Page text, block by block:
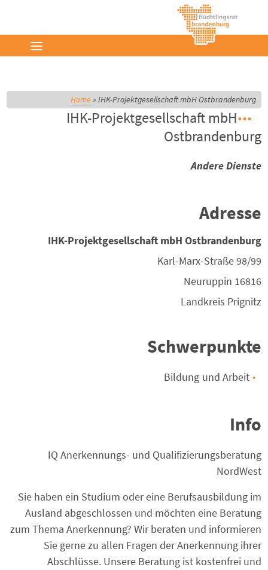
Home»IHK-Projektgesellschaft mbH Ostbrandenburg
IHK-Projektgesellschaft mbH
Ostbrandenburg
Andere Dienste
Adresse
IHK-Projektgesellschaft mbH Ostbrandenburg
Karl-Marx-Straße 98/99
16816
Neuruppin
Landkreis Prignitz
Schwerpunkte
Bildung und Arbeit
Info
IQ Anerkennungs- und Qualifizierungsberatung
NordWest
Sie haben ein Studium oder eine Berufsausbildung im
Ausland abgeschlossen und möchten eine Beratung
zum Thema Anerkennung? Wir beraten und informieren
Sie gerne zu allen Fragen der Anerkennung ihrer
Abschlüsse. Unsere Beratung ist kostenfrei und